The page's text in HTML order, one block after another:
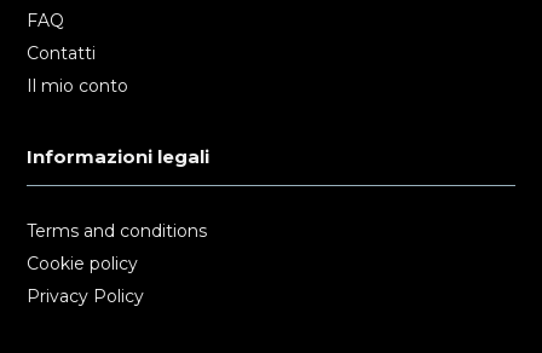
FAQ
Contatti
Il mio conto
Informazioni legali
Terms and conditions
Cookie policy
Privacy Policy